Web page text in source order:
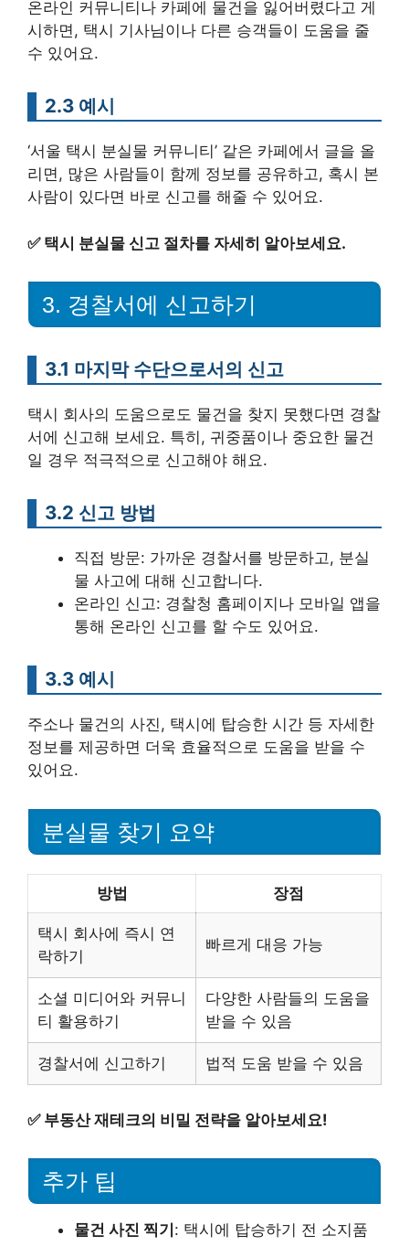
온라인 커뮤니티나 카페에 물건을 잃어버렸다고 게
시하면, 택시 기사님이나 다른 승객들이 도움을 줄
수 있어요.
2.3 예시
‘서울 택시 분실물 커뮤니티’ 같은 카페에서 글을 올
리면, 많은 사람들이 함께 정보를 공유하고, 혹시 본
사람이 있다면 바로 신고를 해줄 수 있어요.
✅ 택시 분실물 신고 절차를 자세히 알아보세요.
3. 경찰서에 신고하기
3.1 마지막 수단으로서의 신고
택시 회사의 도움으로도 물건을 찾지 못했다면 경찰
서에 신고해 보세요. 특히, 귀중품이나 중요한 물건
일 경우 적극적으로 신고해야 해요.
3.2 신고 방법
직접 방문: 가까운 경찰서를 방문하고, 분실
물 사고에 대해 신고합니다.
온라인 신고: 경찰청 홈페이지나 모바일 앱을
통해 온라인 신고를 할 수도 있어요.
3.3 예시
주소나 물건의 사진, 택시에 탑승한 시간 등 자세한
정보를 제공하면 더욱 효율적으로 도움을 받을 수
있어요.
분실물 찾기 요약
방법 장점
택시 회사에 즉시 연
락하기
빠르게 대응 가능
소셜 미디어와 커뮤니
티 활용하기
다양한 사람들의 도움을
받을 수 있음
경찰서에 신고하기 법적 도움 받을 수 있음
✅ 부동산 재테크의 비밀 전략을 알아보세요!
추가 팁
물건 사진 찍기 : 택시에 탑승하기 전 소지품